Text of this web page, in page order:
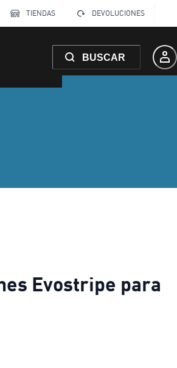
TIENDAS DEVOLUCIONES
BUSCAR
Evostripe para